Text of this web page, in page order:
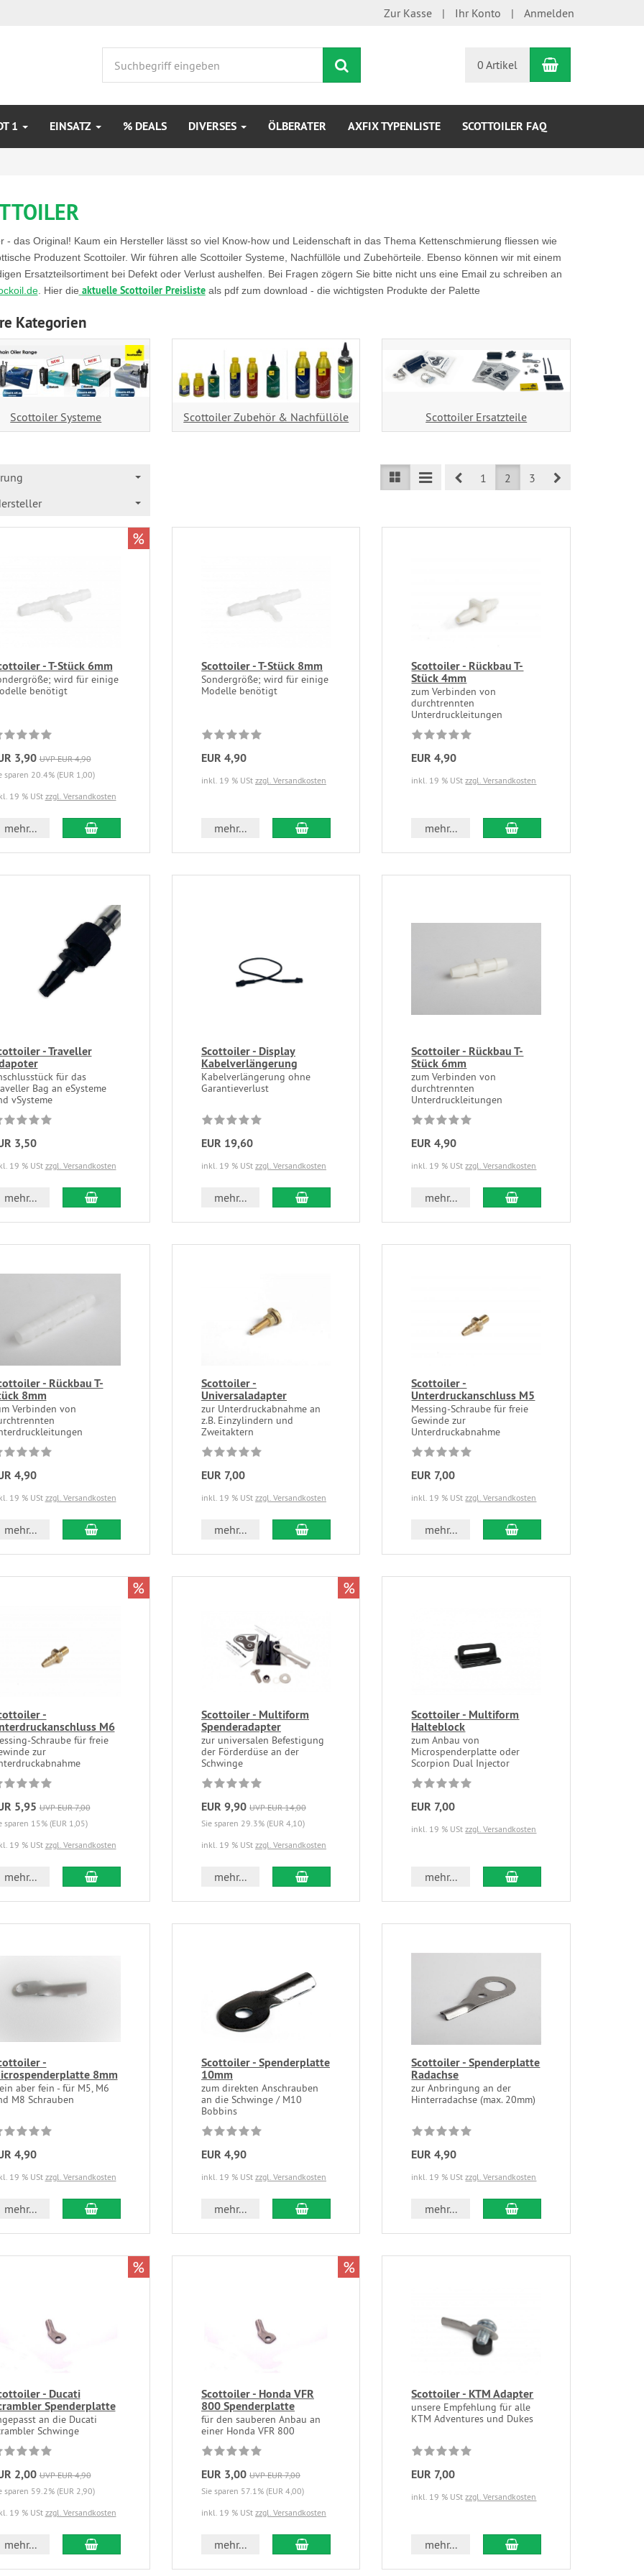
Zur Kasse Ihr Konto Anmelden
0 Artikel Warenkorb
1 EINSATZ % DEALS DIVERSES ÖLBERATER AXFIX TYPENLISTE SCOTTOILER FAQ
- das Original! Kaum ein Hersteller lässt so viel Know-how und Leidenschaft in das Thema Kettenschmierung fliessen wie
Produzent Scottoiler. Wir führen alle Scottoiler Systeme, Nachfüllöle und Zubehörteile. Ebenso können wir mit einem
Ersatzteilsortiment bei Defekt oder Verlust aushelfen. Bei Fragen zögern Sie bitte nicht uns eine Email zu schreiben an
. Hier die aktuelle Scottoiler Preislisteals pdf zum download - die wichtigsten Produkte der Palette
Kategorien
Scottoiler Systeme Scottoiler Zubehör & Nachfüllöle Scottoiler Ersatzteile
Prev1 2 3 Next
- T-Stück 6mm
wird für einige
benötigt
3,90 UVP EUR 4,90
sparen 20.4% (EUR 1,00)
19 % USt zzgl. Versandkosten
mehr...
%
Scottoiler - T-Stück 8mm
Sondergröße; wird für einige
Modelle benötigt
EUR 4,90
inkl. 19 % USt zzgl. Versandkosten
mehr...
Scottoiler - Rückbau T-
Stück 4mm
zum Verbinden von
durchtrennten
Unterdruckleitungen
EUR 4,90
inkl. 19 % UStzzgl. Versandkosten
mehr...
- Traveller
für das
Bag an eSysteme
vSysteme
3,50
19 % USt zzgl. Versandkosten
mehr...
Scottoiler - Display
Kabelverlängerung
Kabelverlängerung ohne
Garantieverlust
EUR 19,60
inkl. 19 % USt zzgl. Versandkosten
mehr...
Scottoiler - Rückbau T-
Stück 6mm
zum Verbinden von
durchtrennten
Unterdruckleitungen
EUR 4,90
inkl. 19 % UStzzgl. Versandkosten
mehr...
- Rückbau T-
8mm
Verbinden von
4,90
19 % USt zzgl. Versandkosten
mehr...
Scottoiler -
Universaladapter
zur Unterdruckabnahme an
z.B. Einzylindern und
Zweitaktern
EUR 7,00
inkl. 19 % USt zzgl. Versandkosten
mehr...
Scottoiler -
Unterdruckanschluss M5
Messing-Schraube für freie
Gewinde zur
Unterdruckabnahme
EUR 7,00
inkl. 19 % UStzzgl. Versandkosten
mehr...
-
M6
Schraube für freie
zur
5,95 UVP EUR 7,00
sparen 15% (EUR 1,05)
19 % USt zzgl. Versandkosten
mehr...
%
Scottoiler - Multiform
Spenderadapter
zur universalen Befestigung
der Förderdüse an der
Schwinge
EUR 9,90 UVP EUR 14,00
Sie sparen 29.3% (EUR 4,10)
inkl. 19 % USt zzgl. Versandkosten
mehr...
%
Scottoiler - Multiform
Halteblock
zum Anbau von
Microspenderplatte oder
Scorpion Dual Injector
EUR 7,00
inkl. 19 % UStzzgl. Versandkosten
mehr...
-
8mm
aber fein - für M5, M6
M8 Schrauben
4,90
19 % USt zzgl. Versandkosten
mehr...
Scottoiler - Spenderplatte
10mm
zum direkten Anschrauben
an die Schwinge / M10
Bobbins
EUR 4,90
inkl. 19 % USt zzgl. Versandkosten
mehr...
Scottoiler - Spenderplatte
Radachse
zur Anbringung an der
Hinterradachse (max. 20mm)
EUR 4,90
inkl. 19 % UStzzgl. Versandkosten
mehr...
- Ducati
Spenderplatte
an die Ducati
Schwinge
2,00 UVP EUR 4,90
sparen 59.2% (EUR 2,90)
19 % USt zzgl. Versandkosten
mehr...
%
Scottoiler - Honda VFR
800 Spenderplatte
für den sauberen Anbau an
einer Honda VFR 800
EUR 3,00 UVP EUR 7,00
Sie sparen 57.1% (EUR 4,00)
inkl. 19 % USt zzgl. Versandkosten
mehr...
%
Scottoiler - KTM Adapter
unsere Empfehlung für alle
KTM Adventures und Dukes
EUR 7,00
inkl. 19 % UStzzgl. Versandkosten
mehr...